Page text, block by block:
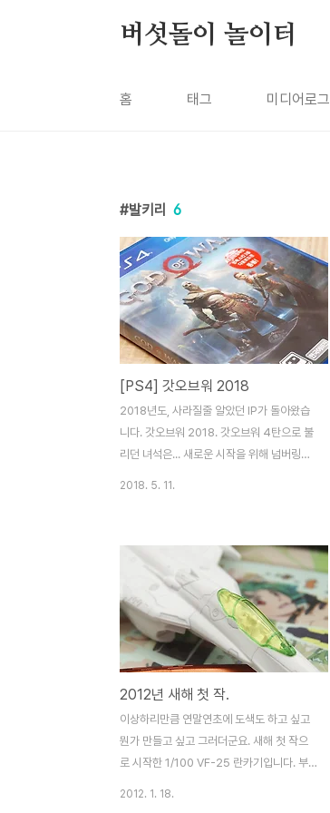
버섯돌이 놀이터
홈 태그 미디어로그
발키리 6
[PS4] 갓오브워 2018
2018년도, 사라질줄 알았던 IP가 돌아왔습
니다. 갓오브워 2018. 갓오브워 4탄으로 불
리던 녀석은... 새로운 시작을 위해 넘버링을
요? 이번작은 난이도가 제법 있는 것으로 알
려지고 있습니다. 개인적으로는 노말로 시작
했다 쉬움으로 내렸네요. 난이도에 따른 제한
은 없습니다. (트로피도) 늙어버린 크레토스
를 만나는건 많은 생각이 들게 됩니다. 여러
부분에서 RPG스러운 것들이 눈에 들어옵니
다. 대세가 되어버린 오픈월드 게임들의 그것
과 많이 닮아 있네요. 하지만 갓오브워는 액
션 어드벤쳐죠. ㅋ 이 도끼가 이번 여행의 친
구입니다. 갓오브워..
2018. 5. 11.
2012년 새해 첫 작.
이상하리만큼 연말연초에 도색도 하고 싶고
뭔가 만들고 싶고 그러더군요. 새해 첫 작으
로 시작한 1/100 VF-25 란카기입니다. 부
2012. 1. 18.